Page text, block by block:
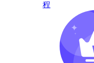
程